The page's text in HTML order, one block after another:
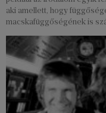
aki amellett, hogy
macskafüggőségének is